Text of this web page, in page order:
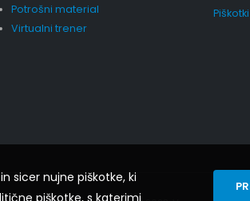
sicer nujne piškotke, ki
piškotke, s katerimi
Potrošni material
Virtualni trener